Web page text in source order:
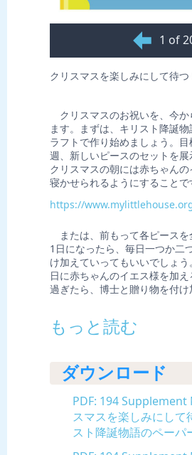
1 of
クリスマスを楽しみにして待つ
クリスマスのお祝いを、今か
ます。まずは、キリスト降誕
ラフトで作り始めましょう。
週、新しいピースのセットを展
クリスマスの朝には赤ちゃん
寝かせられるようにすること
https://
または、前もって各ピースを
1日になったら、毎日一つか二
け加えていってもいいでしょ
日に赤ちゃんのイエス様を加
過ぎたら、博士と贈り物を付け
もっと読む
ダウンロード
PDF: 194 Supplement
スマスを楽しみにして
スト降誕物語のペーパ